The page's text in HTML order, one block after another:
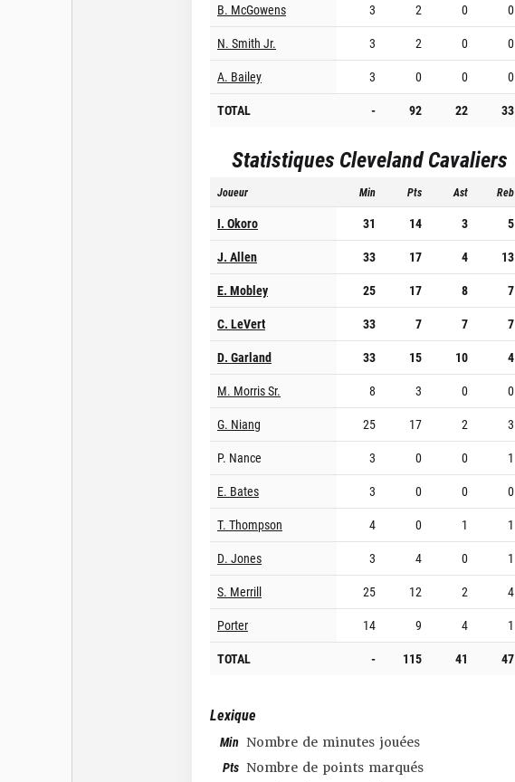
B. McGowens
3 2 0 0
N. Smith Jr.
3 2 0 0
A. Bailey
3 0 0 0
TOTAL
- 92 22 33
Statistiques Cleveland Cavaliers
Joueur Min Pts Ast Reb
I. Okoro 31 14 3 5
J. Allen
33 17 4 13
E. Mobley
25 17 8 7
C. LeVert
33 7 7 7
D. Garland
33 15 10 4
M. Morris Sr.
8 3 0 0
G. Niang
25 17 2 3
P. Nance
3 0 0 1
E. Bates
3 0 0 0
T. Thompson
4 0 1 1
D. Jones
3 4 0 1
S. Merrill
25 12 2 4
Porter
14 9 4 1
TOTAL
- 115 41 47
Lexique
Min Nombre de minutes jouées
Pts Nombre de points marqués